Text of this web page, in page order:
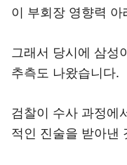
이 부회장 영향력
그래서 당시에 삼성
추측도 나왔습니다.
검찰이 수사 과정에
적인 진술을 받아낸